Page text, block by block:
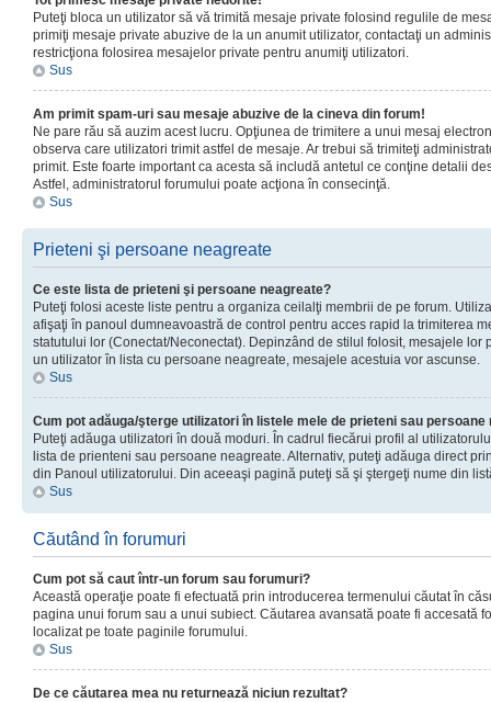
Puteţi bloca un utilizator să vă trimită mesaje private folosind regulile de
primiţi mesaje private abuzive de la un anumit utilizator, contactaţi un
restricţiona folosirea mesajelor private pentru anumiţi utilizatori.
Sus
Am primit spam-uri sau mesaje abuzive de la cineva din forum!
Ne pare rău să auzim acest lucru. Opţiunea de trimitere a unui mesaj
observa care utilizatori trimit astfel de mesaje. Ar trebui să trimiteţi
primit. Este foarte important ca acesta să includă antetul ce conţine detalii
Astfel, administratorul forumului poate acţiona în consecinţă.
Sus
Prieteni şi persoane neagreate
Ce este lista de prieteni şi persoane neagreate?
Puteţi folosi aceste liste pentru a organiza ceilalţi membrii de pe forum.
afişaţi în panoul dumneavoastră de control pentru acces rapid la trimiterea
statutului lor (Conectat/Neconectat). Depinzând de stilul folosit, mesajele lor
un utilizator în lista cu persoane neagreate, mesajele acestuia vor ascunse.
Sus
Cum pot adăuga/şterge utilizatori în listele mele de prieteni sau persoane
Puteţi adăuga utilizatori în două moduri. În cadrul fiecărui profil al
lista de prienteni sau persoane neagreate. Alternativ, puteţi adăuga direct
din Panoul utilizatorului. Din aceeaşi pagină puteţi să şi ştergeţi nume din
Sus
Căutând în forumuri
Cum pot să caut într-un forum sau forumuri?
Această operaţie poate fi efectuată prin introducerea termenului căutat în
pagina unui forum sau a unui subiect. Căutarea avansată poate fi accesată
localizat pe toate paginile forumului.
Sus
De ce căutarea mea nu returnează niciun rezultat?